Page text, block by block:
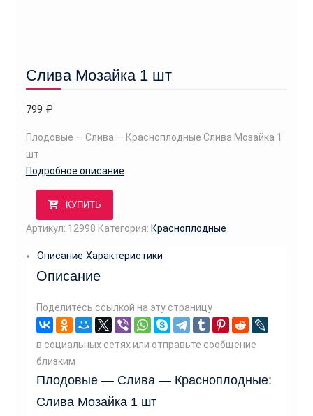
Слива Мозайка 1 шт
799 ₽
Плодовые — Слива — Красноплодные Слива Мозайка 1
шт
Подробное описание
КУПИТЬ
Артикул: 12998 Категория: Красноплодные
Описание Характеристики
Описание
Поделитесь ссылкой на эту страницу
в социальных сетях или отправьте сообщение
близким
Плодовые — Слива — Красноплодные:
Слива Мозайка 1 шт